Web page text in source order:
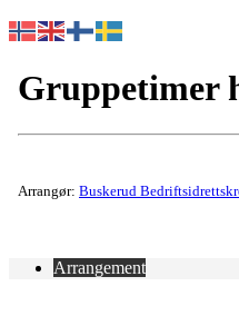
Gruppetimer
Arrangør: Buskerud
Arrangement